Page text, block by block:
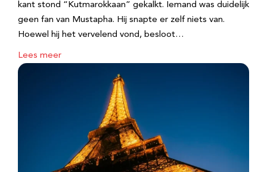
kant stond “Kutmarokkaan” gekalkt. Iemand was duidelijk
geen fan van Mustapha. Hij snapte er zelf niets van.
Hoewel hij het vervelend vond, besloot…
Lees meer